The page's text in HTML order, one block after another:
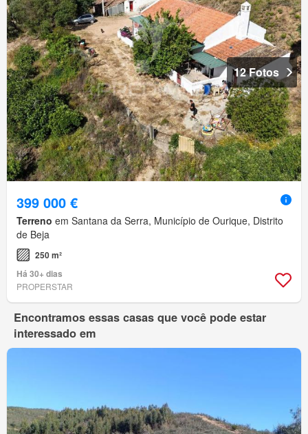
12 Fotos
399 000 €
Terreno em Santana da Serra, Município de Ourique, Distrito
de Beja
250 m²
Há 30+ dias
PROPERSTAR
Encontramos essas casas que você pode estar
interessado em